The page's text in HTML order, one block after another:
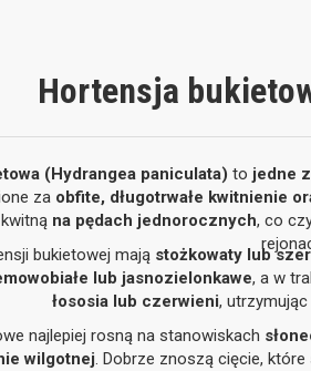
Hortensja
(Hydrangea paniculata) to jedne
za obfite, długotrwałe kwitnienie
na pędach jednorocznych, co
bukietowej mają stożkowaty lub
lub jasnozielonkawe, a w
łososia lub czerwieni,
najlepiej rosną na stanowiskach
wilgotnej. Dobrze znoszą cięcie,